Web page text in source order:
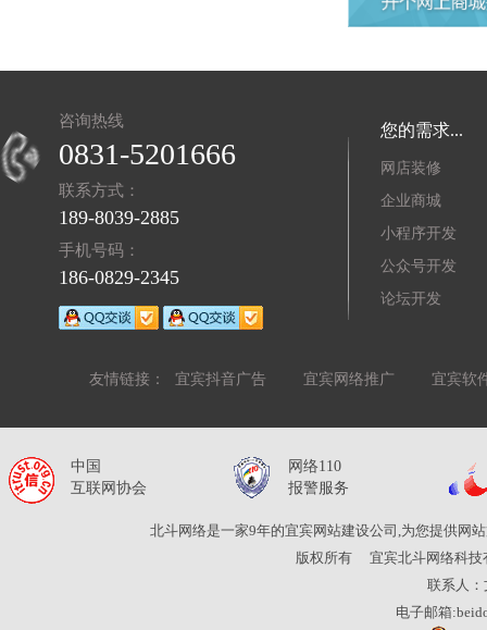
咨询热线
0831-5201666
联系方式：
189-8039-2885
手机号码：
186-0829-2345
您的需求...
网店装修
企业商城
小程序开发
公众号开发
论坛开发
友情链接： 宜宾抖音广告 宜宾网络推广 宜宾软
中国
互联网协会
网络110
报警服务
北斗网络是一家9年的宜宾网站建设公司,为您提供网
版权所有
宜宾北斗网络科技
联系人：
电子邮箱